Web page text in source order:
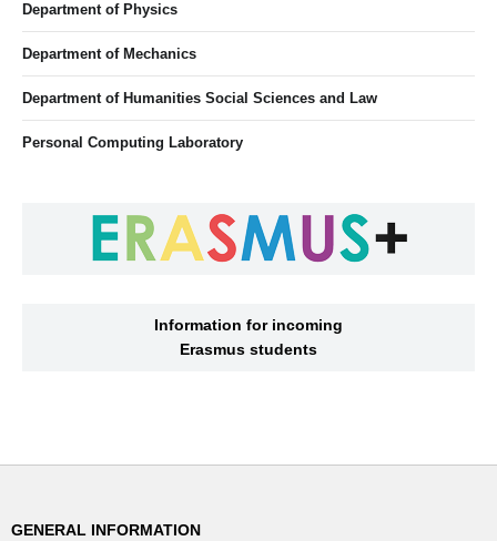
Department of Physics
Department of Mechanics
Department of Humanities Social Sciences and Law
Personal Computing Laboratory
Information for incoming
Erasmus students
GENERAL INFORMATION